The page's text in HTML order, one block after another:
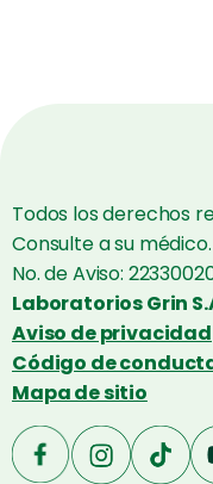
Todos los derechos
Consulte a su médico.
No. de Aviso:
Laboratorios Grin
Aviso de privacidad
Código de
Mapa de sitio